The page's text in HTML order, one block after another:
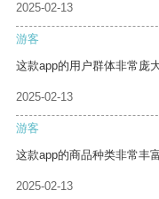
2025-02-13
游客
这款app的用户群体非常庞
2025-02-13
游客
这款app的商品种类非常丰
2025-02-13